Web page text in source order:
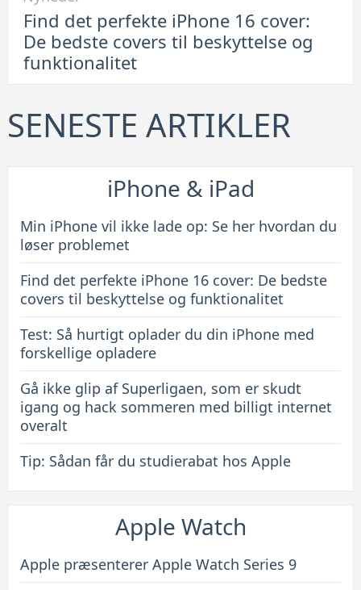
Find
det
perfekte
16
cover:
til
beskyttelse
funktionalitet
Find det perfekte iPhone 16 cover:
De bedste covers til beskyttelse og
funktionalitet
SENESTE ARTIKLER
iPhone & iPad
Min iPhone vil ikke lade op: Se her hvordan du
løser problemet
Find det perfekte iPhone 16 cover: De bedste
covers til beskyttelse og funktionalitet
Test: Så hurtigt oplader du din iPhone med
forskellige opladere
Gå ikke glip af Superligaen, som er skudt
igang og hack sommeren med billigt internet
overalt
Tip: Sådan får du studierabat hos Apple
Apple Watch
Apple præsenterer Apple Watch Series 9